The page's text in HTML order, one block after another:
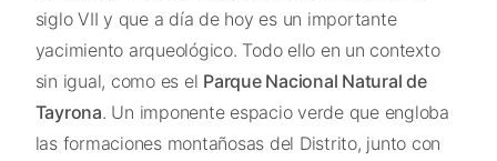
siglo VII y que a día de hoy es un importante
yacimiento arqueológico. Todo ello en un contexto
sin igual, como es el Parque Nacional Natural de
Tayrona. Un imponente espacio verde que engloba
las formaciones montañosas del Distrito, junto con